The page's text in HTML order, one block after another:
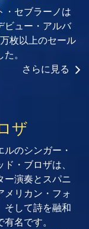
・セブラーノは
ビュー・アルバ
枚以上のセール
。
さらに見る
ザ
のシンガー・
・ブロザは、
ー演奏とスパニ
メリカン・フォ
そして詩を融和
名です。